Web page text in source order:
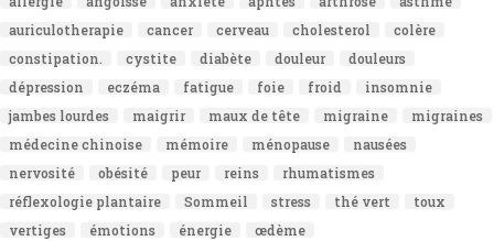
auriculotherapie
cancer cerveau cholesterol
colère
constipation.
cystite diabète douleur
douleurs
dépression
eczéma fatigue foie froid
insomnie
jambes lourdes
maigrir maux de tête migraine
migraines
médecine chinoise
mémoire ménopause
nausées
nervosité
obésité peur reins
rhumatismes
réflexologie plantaire
Sommeil stress thé vert
toux
vertiges
émotions énergie œdème